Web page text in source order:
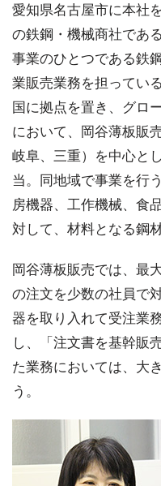
愛知県名古屋市に本社
の鉄鋼・機械商社であ
事業のひとつである鉄
業販売業務を担ってい
国に拠点を置き、グロ
において、岡谷薄板販
岐阜、三重）を中心と
当。同地域で事業を行
房機器、工作機械、食
対して、材料となる鋼
岡谷薄板販売では、最
の注文を少数の社員で
器を取り入れて受注業
し、「注文書を基幹販
た業務においては、大
う。